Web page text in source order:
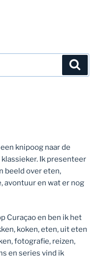
knipoog naar de
klassieker. Ik presenteer
beeld over eten,
avontuur en wat er nog
Curaçao en ben ik het
koken, eten, uit eten
fotografie, reizen,
en series vind ik